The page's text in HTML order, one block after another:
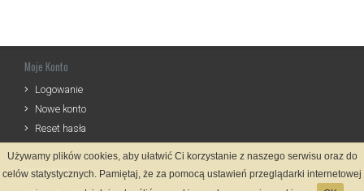
Moje Konto
Logowanie
Nowe konto
Reset hasła
Informacje
Używamy plików cookies, aby ułatwić Ci korzystanie z naszego serwisu oraz do
celów statystycznych. Pamiętaj, że za pomocą ustawień przeglądarki internetowej